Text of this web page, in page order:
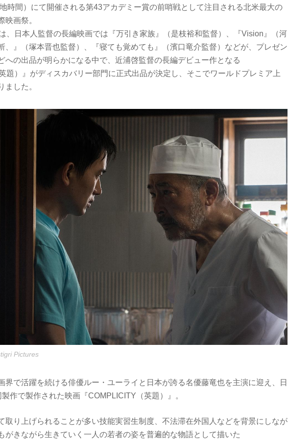
時間）にて開催される第43アカデミー賞の前哨戦として注目される北米最大の
映画祭。
、日本人監督の長編映画では『万引き家族』（是枝裕和監督）、『Vision』（河
、』（塚本晋也監督）、『寝ても覚めても』（濱口竜介監督）などが、プレゼン
への出品が明らかになる中で、近浦啓監督の長編デビュー作となる
題）』がディスカバリー部門に正式出品が決定し、そこでワールドプレミア上
ました。
Pictures
界で活躍を続ける俳優ルー・ユーライと日本が誇る名優藤竜也を主演に迎え、日
作で製作された映画『COMPLICITY（英題）』。
取り上げられることが多い技能実習生制度、不法滞在外国人などを背景にしなが
がきながら生きていく一人の若者の姿を普遍的な物語として描いた